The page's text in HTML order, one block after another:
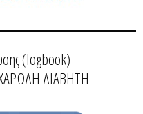
(logbook)
ΔΙΑΒΗΤΗ